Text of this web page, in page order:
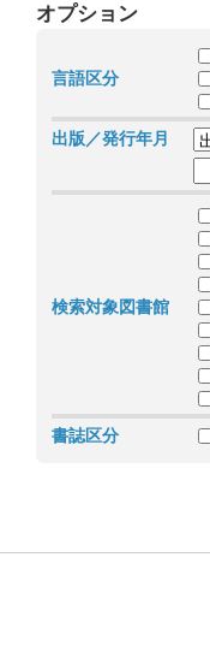
オプション
言語区分
出版／発行年月
検索対象図書館
書誌区分